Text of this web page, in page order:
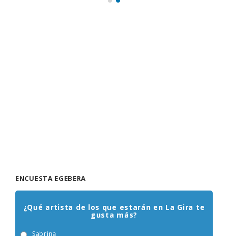
¿Qué artista de los que estarán en La Gira te
gusta más?